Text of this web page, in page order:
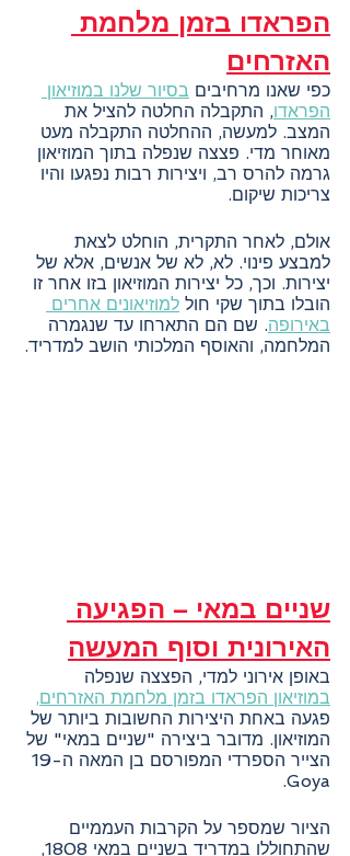
הפראדו בזמן מלחמת
האזרחים
כפי שאנו מרחיבים בסיור שלנו במוזיאון
הפראדו, התקבלה החלטה להציל את
המצב. למעשה, ההחלטה התקבלה מעט
מאוחר מדי. פצצה שנפלה בתוך המוזיאון
גרמה להרס רב, ויצירות רבות נפגעו והיו
צריכות שיקום.
אולם, לאחר התקרית, הוחלט לצאת
למבצע פינוי. לא, לא של אנשים, אלא של
יצירות. וכך, כל יצירות המוזיאון בזו אחר זו
הובלו בתוך שקי חול למוזיאונים אחרים
באירופה. שם הם התארחו עד שנגמרה
המלחמה, והאוסף המלכותי הושב למדריד.
שניים במאי – הפגיעה
האירונית וסוף המעשה
באופן אירוני למדי, הפצצה שנפלה
במוזיאון הפראדו בזמן מלחמת האזרחים,
פגעה באחת היצירות החשובות ביותר של
המוזיאון. מדובר ביצירה "שניים במאי" של
Goya.
הציור שמספר על הקרבות העממיים
שהתחוללו במדריד בשניים במאי 1808,